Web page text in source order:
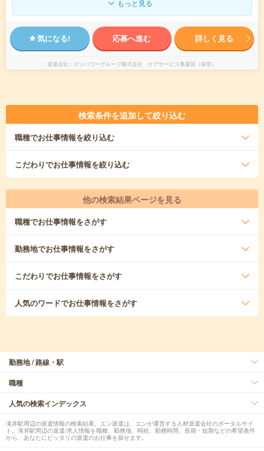
もっと見る
気になる! 応募へ進む 詳しく見る
派遣会社 マンパワーグループ株式会社 ケアサービス事業部（保育）
検索条件を追加して絞り込む
職種でお仕事情報を絞り込む
こだわりでお仕事情報を絞り込む
他の検索結果ページを見る
職種でお仕事情報をさがす
勤務地でお仕事情報をさがす
こだわりでお仕事情報をさがす
人気のワードでお仕事情報をさがす
勤務地 / 路線・駅
職種
人気の検索インデックス
滝井駅周辺の派遣情報の検索結果。エン派遣は、エンが運営する人材派遣会社のポータルサイ
ト。滝井駅周辺の派遣/求人情報を職種、勤務地、時給、勤務時間、長期・短期などの希望条件
から、あなたにピッタリの派遣のお仕事を探せます。